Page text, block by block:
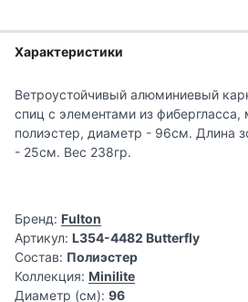
Характеристики
Ветроустойчивый алюминиевый
спиц с элементами из фибергласса,
полиэстер, диаметр - 96см. Длина
- 25см. Вес 238гр.
Бренд: Fulton
Артикул: L354-4482 Butterfly
Состав: Полиэстер
Коллекция: Minilite
Диаметр (см): 96